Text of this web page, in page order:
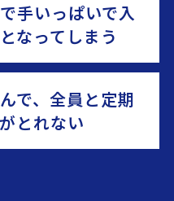
手いっぱいで入
なってしまう
で、全員と定期
とれない